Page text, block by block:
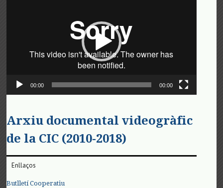
00:00 00:00
Arxiu documental videogràfic
de la CIC (2010-2018)
Enllaços
Butlletí Cooperatiu